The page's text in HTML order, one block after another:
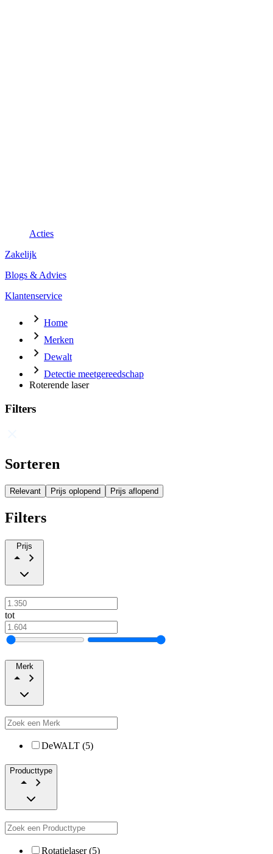
Acties
Zakelijk
Blogs & Advies
Klantenservice
Home
Merken
Dewalt
Detectie meetgereedschap
Roterende laser
Filters
Sorteren
Relevant Prijs oplopend Prijs aflopend
Filters
Prijs
tot
Merk
DeWALT (5)
Producttype
Rotatielaser (5)